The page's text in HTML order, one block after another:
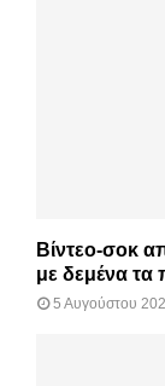
Βίντεο-σοκ
με δεμένα τα
5 Αυγούστου